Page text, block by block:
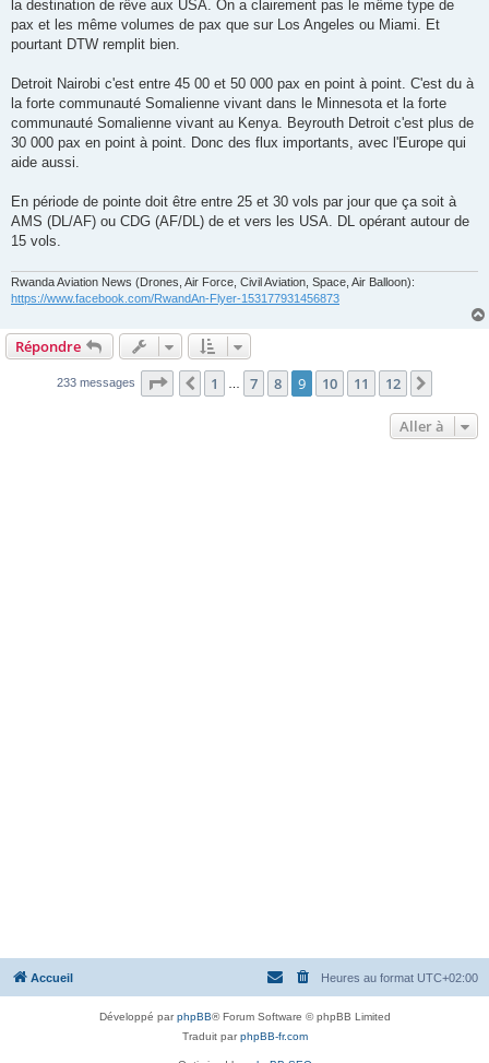
la destination de rêve aux USA. On a clairement pas le même type de
pax et les même volumes de pax que sur Los Angeles ou Miami. Et
pourtant DTW remplit bien.
Detroit Nairobi c'est entre 45 00 et 50 000 pax en point à point. C'est du à
la forte communauté Somalienne vivant dans le Minnesota et la forte
communauté Somalienne vivant au Kenya. Beyrouth Detroit c'est plus de
30 000 pax en point à point. Donc des flux importants, avec l'Europe qui
aide aussi.
En période de pointe doit être entre 25 et 30 vols par jour que ça soit à
AMS (DL/AF) ou CDG (AF/DL) de et vers les USA. DL opérant autour de
15 vols.
Rwanda Aviation News (Drones, Air Force, Civil Aviation, Space, Air Balloon):
https://www.facebook.com/RwandAn-Flyer-153177931456873
Répondre
233 messages Page sur 12
Précédente
1 7 8 9 10 11 12
Aller à
Accueil Heures au format UTC+02:00
Développé parphpBB® Forum Software © phpBB Limited
Traduit parphpBB-fr.com